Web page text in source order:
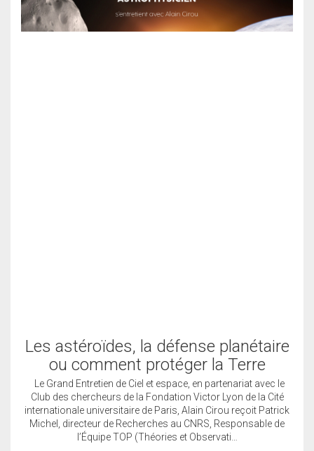
Les astéroïdes, la défense planétaire
ou comment protéger la Terre
Le Grand Entretien de Ciel et espace, en partenariat avec le
Club des chercheurs de la Fondation Victor Lyon de la Cité
internationale universitaire de Paris, Alain Cirou reçoit Patrick
Michel, directeur de Recherches au CNRS, Responsable de
l’Équipe TOP (Théories et Observati…